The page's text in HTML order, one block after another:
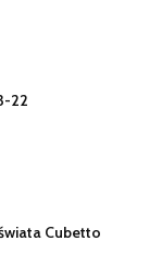
22
Cubetto